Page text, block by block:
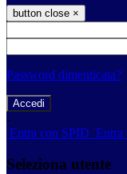
button close ×
Password dimenticata?
-
Entra con SPID Entra
Seleziona utente